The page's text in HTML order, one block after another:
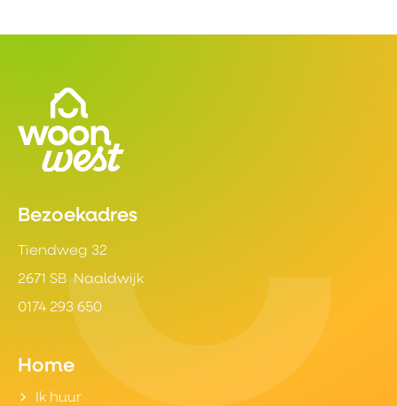
Contactinformatie
Bezoekadres
Tiendweg 32
2671 SB Naaldwijk
0174 293 650
Home
Ik huur